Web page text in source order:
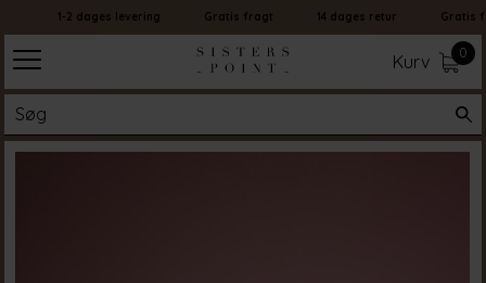
1-2 dages levering Gratis fragt 14 dages retur Gratis
Kurv 0